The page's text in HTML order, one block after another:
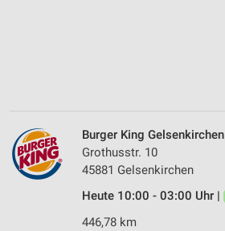
Burger King Gelsenkirchen
Grothusstr. 10
45881 Gelsenkirchen
Heute 10:00 - 03:00 Uhr |
446,78 km